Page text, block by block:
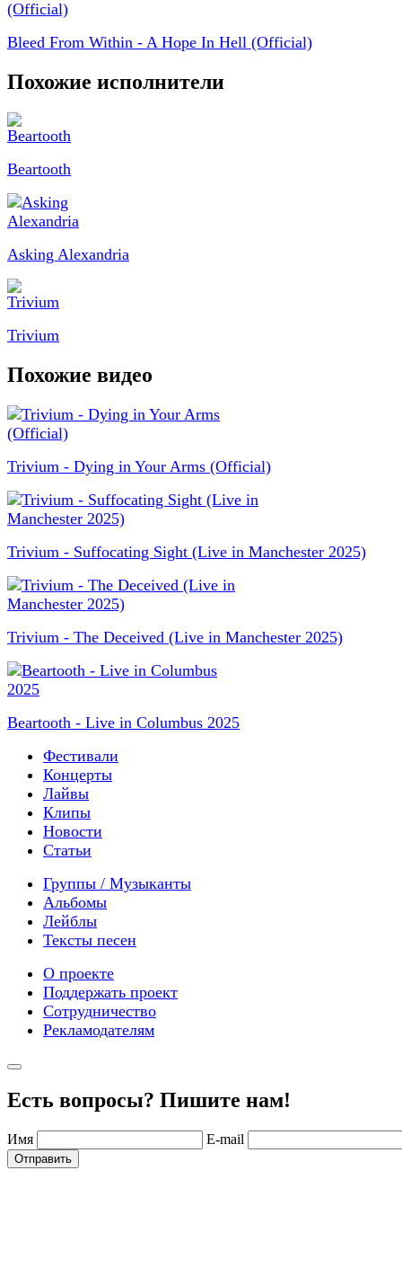
Bleed From Within - A Hope In Hell (Official)
Похожие исполнители
Beartooth
Asking Alexandria
Trivium
Похожие видео
Trivium - Dying in Your Arms (Official)
Trivium - Suffocating Sight (Live in Manchester 2025)
Trivium - The Deceived (Live in Manchester 2025)
Beartooth - Live in Columbus 2025
Фестивали
Концерты
Лайвы
Клипы
Новости
Статьи
Группы / Музыканты
Альбомы
Лейблы
Тексты песен
О проекте
Поддержать проект
Сотрудничество
Рекламодателям
Есть вопросы? Пишите нам!
Имя E-mail